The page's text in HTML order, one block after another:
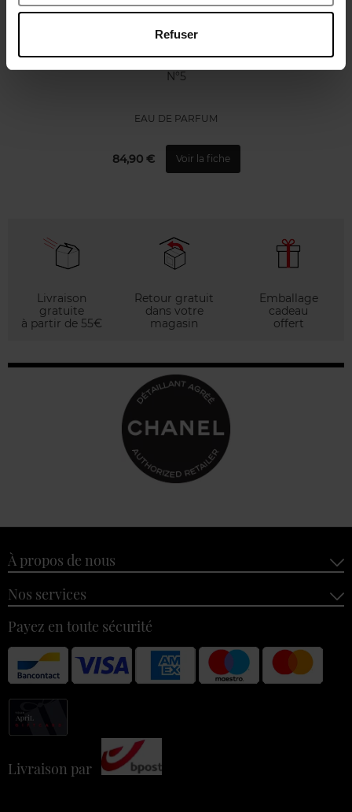
Refuser
N°5
EAU DE PARFUM
84,90 € Voir la fiche
Livraison
gratuite
à partir de 55€
Retour gratuit
dans votre
magasin
Emballage
cadeau
offert
À propos de nous
Nos services
Payez en toute sécurité
Livraison par